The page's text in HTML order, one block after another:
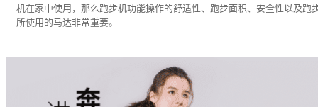
机在家中使用，那么跑步机功能操作的舒适性、跑步面积、安全性以及跑
所使用的马达非常重要。